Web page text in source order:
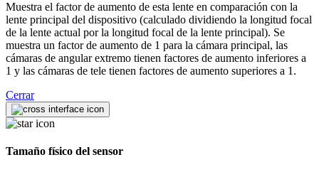
Muestra el factor de aumento de esta lente en comparación con la
lente principal del dispositivo (calculado dividiendo la longitud focal
de la lente actual por la longitud focal de la lente principal). Se
muestra un factor de aumento de 1 para la cámara principal, las
cámaras de angular extremo tienen factores de aumento inferiores a
1 y las cámaras de tele tienen factores de aumento superiores a 1.
Cerrar
Tamaño físico del sensor